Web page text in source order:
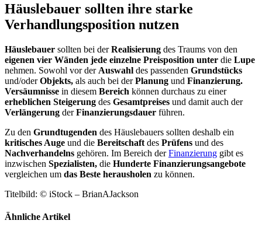
Häuslebauer sollten ihre starke
Verhandlungsposition nutzen
Häuslebauer sollten bei derRealisierung des Traums von den
eigenen vier Wänden jede einzelne Preisposition unter die Lupe
nehmen. Sowohl vor der Auswahl des passenden Grundstücks
und/oderObjekts, als auch bei derPlanung und Finanzierung.
Versäumnisse in diesem Bereich können durchaus zu einer
erheblichen Steigerung des Gesamtpreises und damit auch der
Verlängerung derFinanzierungsdauer führen.
Zu den Grundtugenden des Häuslebauers sollten deshalb ein
kritisches Auge und die Bereitschaft des Prüfens und des
Nachverhandelns gehören. Im Bereich derFinanzierung gibt es
inzwischen Spezialisten, die Hunderte Finanzierungsangebote
vergleichen um das Beste herausholen zu können.
Titelbild: © iStock – BrianAJackson
Ähnliche Artikel